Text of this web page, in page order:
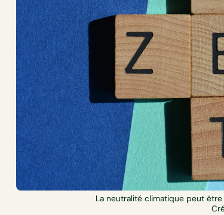
La neutralité climatique peut